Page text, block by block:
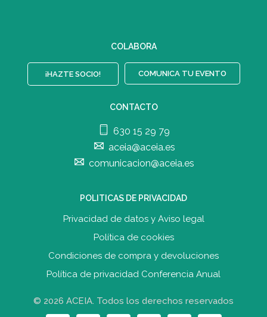
COLABORA
¡HAZTE SOCIO! COMUNICA TU EVENTO
CONTACTO
630 15 29 79
aceia@aceia.es
comunicacion@aceia.es
POLITICAS DE PRIVACIDAD
Privacidad de datos y Aviso legal
Política de cookies
Condiciones de compra y devoluciones
Política de privacidad Conferencia Anual
© 2026 ACEIA. Todos los derechos reservados